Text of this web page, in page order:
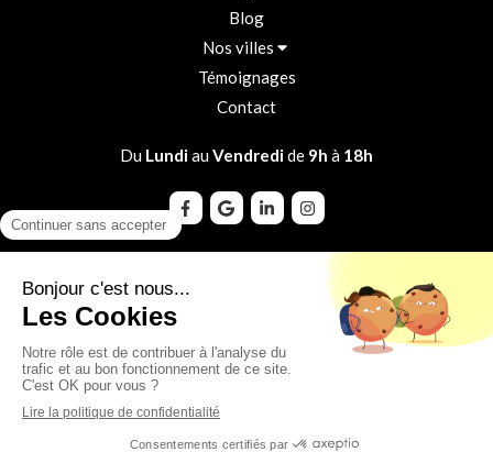
Blog
Nos villes
Témoignages
Contact
Du LundiauVendredide 9h à 18h
Politique de confidentialité
©2025 Les Clefs de la Liberté - Conciergerie